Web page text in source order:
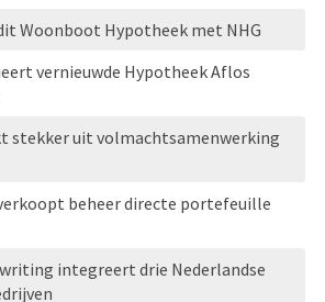
Woonboot Hypotheek met NHG
vernieuwde Hypotheek Aflos
stekker uit volmachtsamenwerking
beheer directe portefeuille
integreert drie Nederlandse